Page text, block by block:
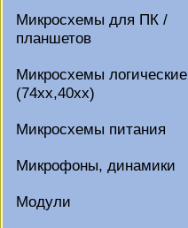
Микросхемы для ПК /
планшетов
Микросхемы логические
(74xx,40xx)
Микросхемы питания
Микрофоны, динамики
Модули